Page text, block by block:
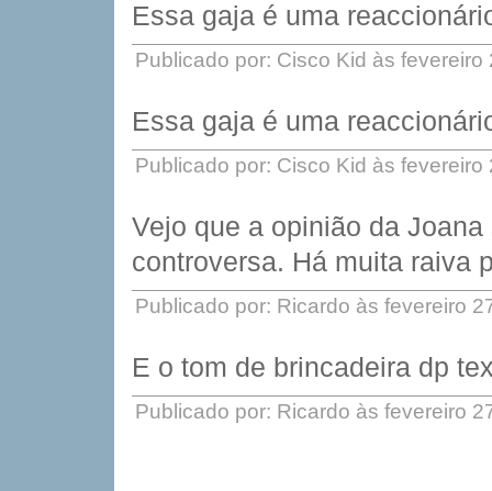
Essa gaja é uma
Publicado por: Cisco Kid às fevereiro
Essa gaja é uma
Publicado por: Cisco Kid às fevereiro
Vejo que a opinião da
controversa. Há muita raiva
Publicado por: Ricardo às fevereiro
E o tom de brincadeira dp
Publicado por: Ricardo às fevereiro